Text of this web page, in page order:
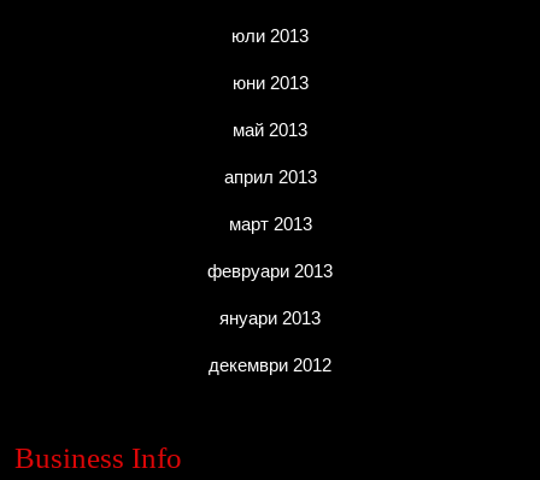
юли 2013
юни 2013
май 2013
април 2013
март 2013
февруари 2013
януари 2013
декември 2012
Business Info